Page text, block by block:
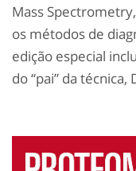
Mass
os métodos de
edição especial
do “pai” da técnica,